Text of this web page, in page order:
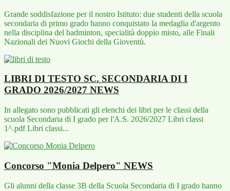
Grande soddisfazione per il nostro Istituto: due studenti della scuola
secondaria di primo grado hanno conquistato la medaglia d'argento
nella disciplina del badminton, specialità doppio misto, alle Finali
Nazionali dei Nuovi Giochi della Gioventù.
LIBRI DI TESTO SC. SECONDARIA DI I
GRADO 2026/2027 NEWS
In allegato sono pubblicati gli elenchi dei libri per le classi della
scuola Secondaria di I grado per l'A.S. 2026/2027 Libri classi
1^.pdf Libri classi...
Concorso "Monia Delpero" NEWS
Gli alunni della classe 3B della Scuola Secondaria di I grado hanno